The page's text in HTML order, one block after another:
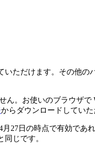
ただけます。その他の
。お使いのブラウザ
からダウンロードしていた
27日の時点で有効であ
じです。